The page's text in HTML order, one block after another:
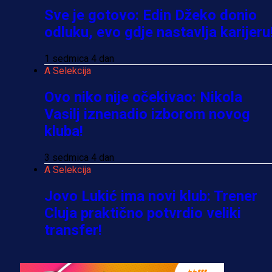
Sve je gotovo: Edin Džeko donio
odluku, evo gdje nastavlja
1 sedmica 4 dan
A Selekcija
Ovo niko nije očekivao: Nikola
Vasilj iznenadio izborom novog
kluba!
3 sedmica 4 dan
A Selekcija
Jovo Lukić ima novi klub: Trener
Cluja praktično potvrdio veliki
transfer!
A Selekcija